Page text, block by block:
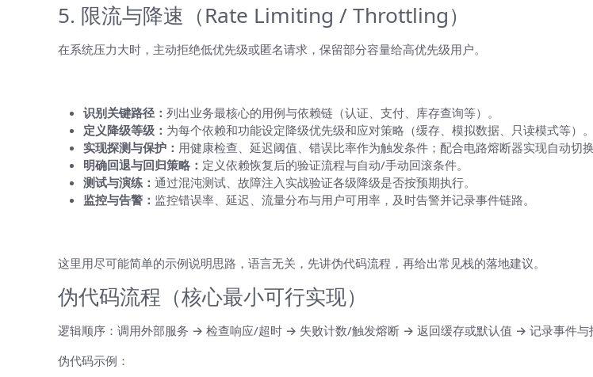
5. 限流与降速（Rate Limiting / Throttling）
在系统压力大时，主动拒绝低优先级或匿名请求，保留部分容量给高优先级用户。
识别关键路径： 列出业务最核心的用例与依赖链（认证、支付、库存查询等）。
定义降级等级： 为每个依赖和功能设定降级优先级和应对策略（缓存、模拟数据、只读模式等）。
实现探测与保护： 用健康检查、延迟阈值、错误比率作为触发条件；配合电路熔断器实现自动切换
明确回退与回归策略： 定义依赖恢复后的验证流程与自动/手动回滚条件。
测试与演练： 通过混沌测试、故障注入实战验证各级降级是否按预期执行。
监控与告警： 监控错误率、延迟、流量分布与用户可用率，及时告警并记录事件链路。
这里用尽可能简单的示例说明思路，语言无关，先讲伪代码流程，再给出常见栈的落地建议。
伪代码流程（核心最小可行实现）
逻辑顺序：调用外部服务 → 检查响应/超时 → 失败计数/触发熔断 → 返回缓存或默认值 → 记录事件与
伪代码示例：